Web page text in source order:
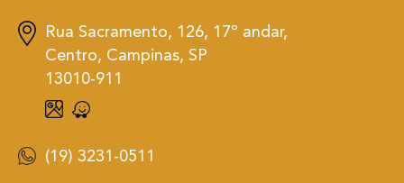
Rua Sacramento, 126, 17º andar,
Centro, Campinas, SP
13010-911
(19) 3231-0511